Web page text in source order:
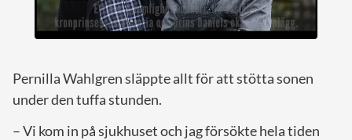
Pernilla Wahlgren släppte allt för att stötta sonen
under den tuffa stunden.
– Vi kom in på sjukhuset och jag försökte hela tiden